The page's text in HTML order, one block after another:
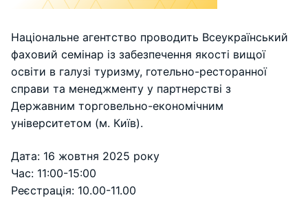
Національне агентство проводить Всеукраїнський
фаховий семінар із забезпечення якості вищої
освіти в галузі туризму, готельно-ресторанної
справи та менеджменту у партнерстві з
Державним торговельно-економічним
університетом (м. Київ).
Дата: 16 жовтня 2025 року
Час: 11:00-15:00
Реєстрація: 10.00-11.00